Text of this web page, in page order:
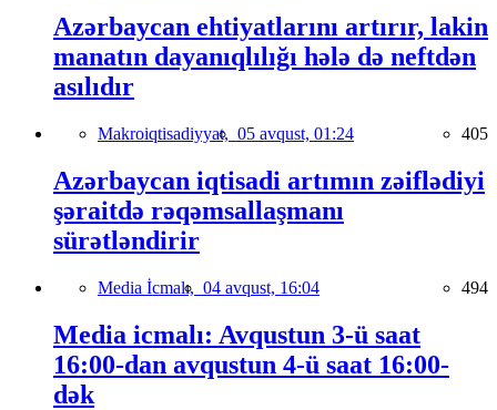
Azərbaycan ehtiyatlarını artırır, lakin
manatın dayanıqlılığı hələ də neftdən
asılıdır
Makroiqtisadiyyat, 05 avqust, 01:24 405
Azərbaycan iqtisadi artımın zəiflədiyi
şəraitdə rəqəmsallaşmanı
sürətləndirir
Media İcmalı, 04 avqust, 16:04 494
Media icmalı: Avqustun 3-ü saat
16:00-dan avqustun 4-ü saat 16:00-
dək